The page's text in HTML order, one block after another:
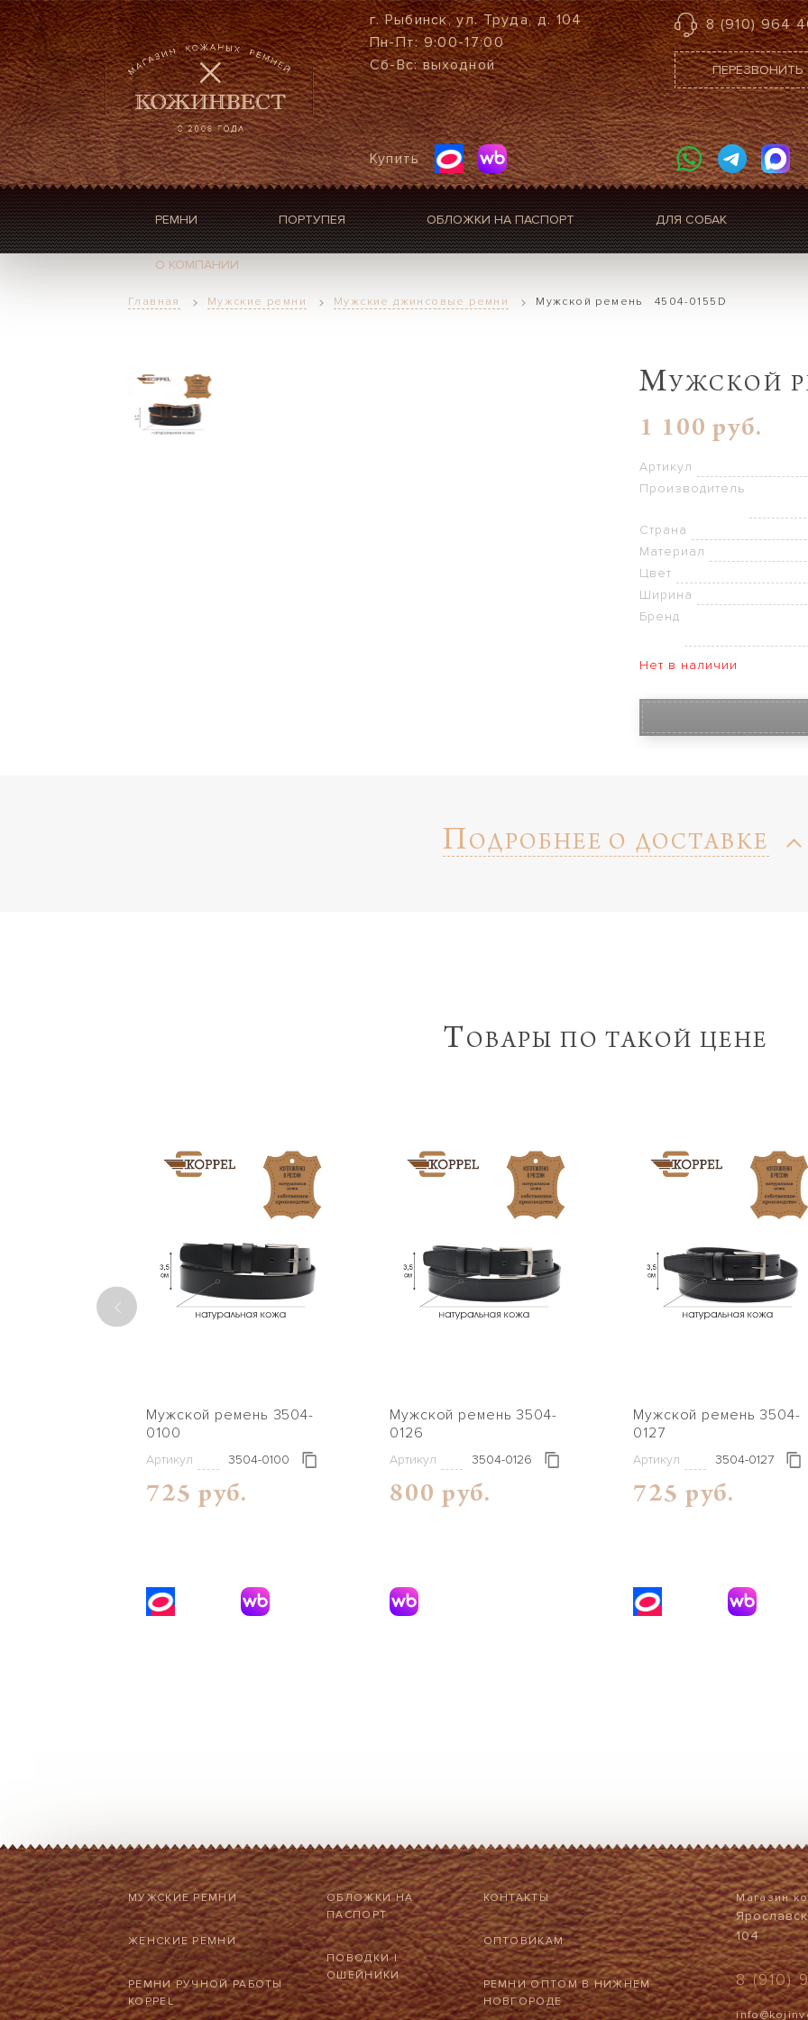
г. Рыбинск, ул. Труда, д. 104
Пн-Пт: 9:00-17:00
Сб-Вс: выходной
Купить
8 (910) 964
ПЕРЕЗВОНИТЬ
РЕМНИ ПОРТУПЕЯ ОБЛОЖКИ НА ПАСПОРТ ДЛЯ СОБАК
О КОМПАНИИ
Главная Мужские ремни Мужские джинсовые ремни Mужской ремень 4504-0155D
MУЖСКОЙ
1 100 руб.
Артикул
Производитель
Страна
Материал
Цвет
Ширина
Бренд
Нет в наличии
ПОДРОБНЕЕ О ДОСТАВКЕ
ТОВАРЫ ПО ТАКОЙ ЦЕНЕ
Мужской ремень 3504-
0100
Артикул 3504-0100
725 руб.
Mужской ремень 3504-
0126
Артикул 3504-0126
800 руб.
Mужской ремень 3504-
0127
Артикул 3504-0127
725 руб.
МУЖСКИЕ РЕМНИ
ЖЕНСКИЕ РЕМНИ
РЕМНИ РУЧНОЙ РАБОТЫ
KOPPEL
ОБЛОЖКИ НА
ПАСПОРТ
ПОВОДКИ|
ОШЕЙНИКИ
КОНТАКТЫ
ОПТОВИКАМ
РЕМНИ ОПТОМ В НИЖНЕМ
НОВГОРОДЕ
Магазин
104
8 (910)